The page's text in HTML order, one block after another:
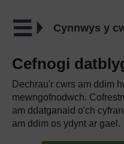
Cynnwys y
Cefnogi
Dechrau'r cwrs am ddim
mewngofnodwch.
am ddatganaid o'ch
am ddim os ydynt ar gael.